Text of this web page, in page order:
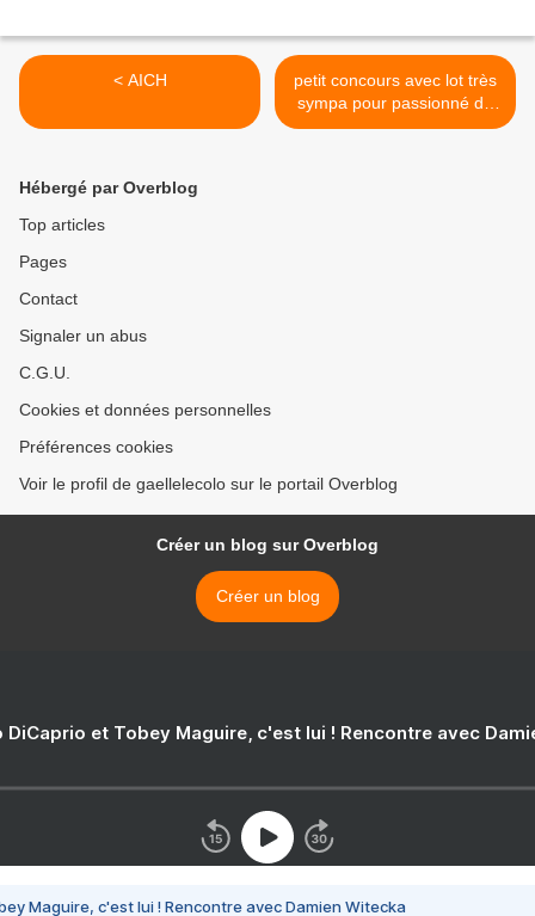
< AICH
petit concours avec lot très
sympa pour passionné de
pâtisserie ! >
Hébergé par Overblog
Top articles
Pages
Contact
Signaler un abus
C.G.U.
Cookies et données personnelles
Préférences cookies
Voir le profil de gaellelecolo sur le portail Overblog
Créer un blog sur Overblog
Créer un blog
DiCaprio et Tobey Maguire, c'est lui ! Rencontre avec
Maguire, c'est lui ! Rencontre avec Damien Witecka